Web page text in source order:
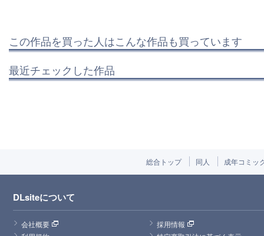
この作品を買った人はこんな作品も買っています
最近チェックした作品
総合トップ 同人 成年コミッ
DLsiteについて
会社概要
採用情報